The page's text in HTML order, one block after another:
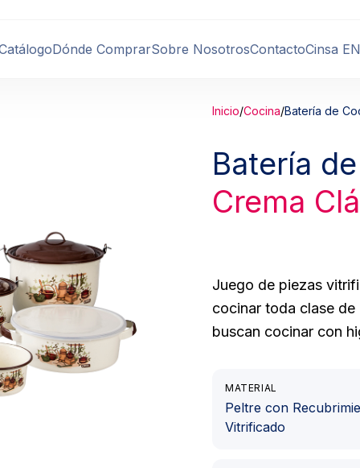
Dónde ComprarSobre NosotrosContactoCinsa
Inicio/Cocina/Batería de
Batería
Crema
Juego de piezas
cocinar toda clase
buscan cocinar con
MATERIAL
Peltre con
Vitrificado